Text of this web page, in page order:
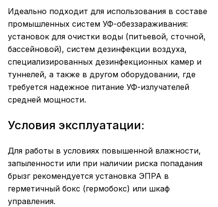
Идеально подходит для использования в составе
промышленных систем УФ-обеззараживания:
установок для очистки воды (питьевой, сточной,
бассейновой), систем дезинфекции воздуха,
специализированных дезинфекционных камер и
туннелей, а также в другом оборудовании, где
требуется надежное питание УФ-излучателей
средней мощности.
Условия эксплуатации:
Для работы в условиях повышенной влажности,
запыленности или при наличии риска попадания
брызг рекомендуется установка ЭПРА в
герметичный бокс (гермобокс) или шкаф
управления.